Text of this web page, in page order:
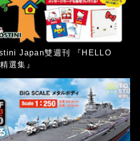
Japan雙週刊 『HELLO
選集』